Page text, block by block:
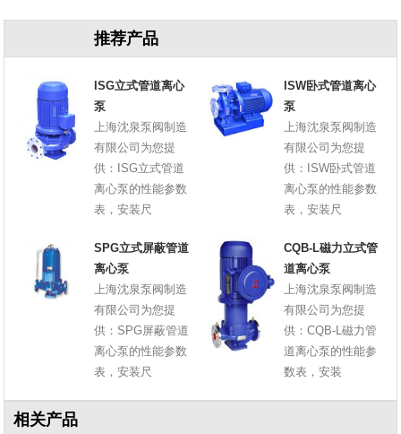
推荐产品
ISG立式管道离心
泵
上海沈泉泵阀制造
有限公司为您提
供：ISG立式管道
离心泵的性能参数
表，安装尺
ISW卧式管道离心
泵
上海沈泉泵阀制造
有限公司为您提
供：ISW卧式管道
离心泵的性能参数
表，安装尺
SPG立式屏蔽管道
离心泵
上海沈泉泵阀制造
有限公司为您提
供：SPG屏蔽管道
离心泵的性能参数
表，安装尺
CQB-L磁力立式管
道离心泵
上海沈泉泵阀制造
有限公司为您提
供：CQB-L磁力管
道离心泵的性能参
数表，安装
相关产品